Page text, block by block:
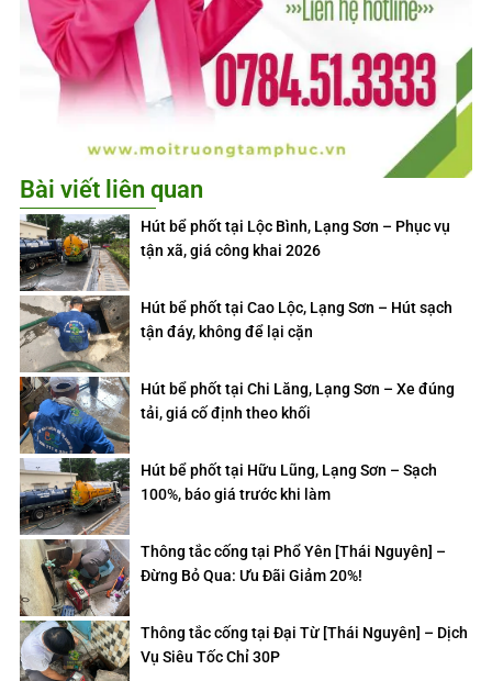
Bài viết liên quan
Hút bể phốt tại Lộc Bình, Lạng Sơn – Phục vụ
tận xã, giá công khai 2026
Hút bể phốt tại Cao Lộc, Lạng Sơn – Hút sạch
tận đáy, không để lại cặn
Hút bể phốt tại Chi Lăng, Lạng Sơn – Xe đúng
tải, giá cố định theo khối
Hút bể phốt tại Hữu Lũng, Lạng Sơn – Sạch
100%, báo giá trước khi làm
Thông tắc cống tại Phổ Yên [Thái Nguyên] –
Đừng Bỏ Qua: Ưu Đãi Giảm 20%!
Thông tắc cống tại Đại Từ [Thái Nguyên] – Dịch
Vụ Siêu Tốc Chỉ 30P